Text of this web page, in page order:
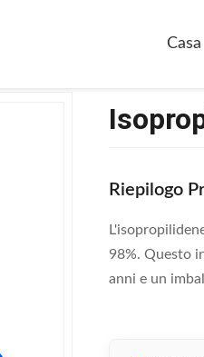
Casa
Riepilogo
98%. Questo
anni e un